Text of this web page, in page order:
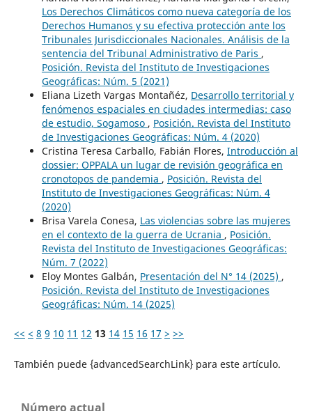
Los Derechos Climáticos como nueva categoría de los
Derechos Humanos y su efectiva protección ante los
Tribunales Jurisdiccionales Nacionales. Análisis de la
sentencia del Tribunal Administrativo de Paris ,
Posición. Revista del Instituto de Investigaciones
Geográficas: Núm. 5 (2021)
Eliana Lizeth Vargas Montañéz, Desarrollo territorial y
fenómenos espaciales en ciudades intermedias: caso
de estudio, Sogamoso , Posición. Revista del Instituto
de Investigaciones Geográficas: Núm. 4 (2020)
Cristina Teresa Carballo, Fabián Flores, Introducción al
dossier: OPPALA un lugar de revisión geográfica en
cronotopos de pandemia , Posición. Revista del
Instituto de Investigaciones Geográficas: Núm. 4
(2020)
Brisa Varela Conesa, Las violencias sobre las mujeres
en el contexto de la guerra de Ucrania , Posición.
Revista del Instituto de Investigaciones Geográficas:
Núm. 7 (2022)
Eloy Montes Galbán, Presentación del N° 14 (2025) ,
Posición. Revista del Instituto de Investigaciones
Geográficas: Núm. 14 (2025)
<< < 8 9 10 11 12 13 14 15 16 17 > >>
También puede {advancedSearchLink} para este artículo.
Número actual